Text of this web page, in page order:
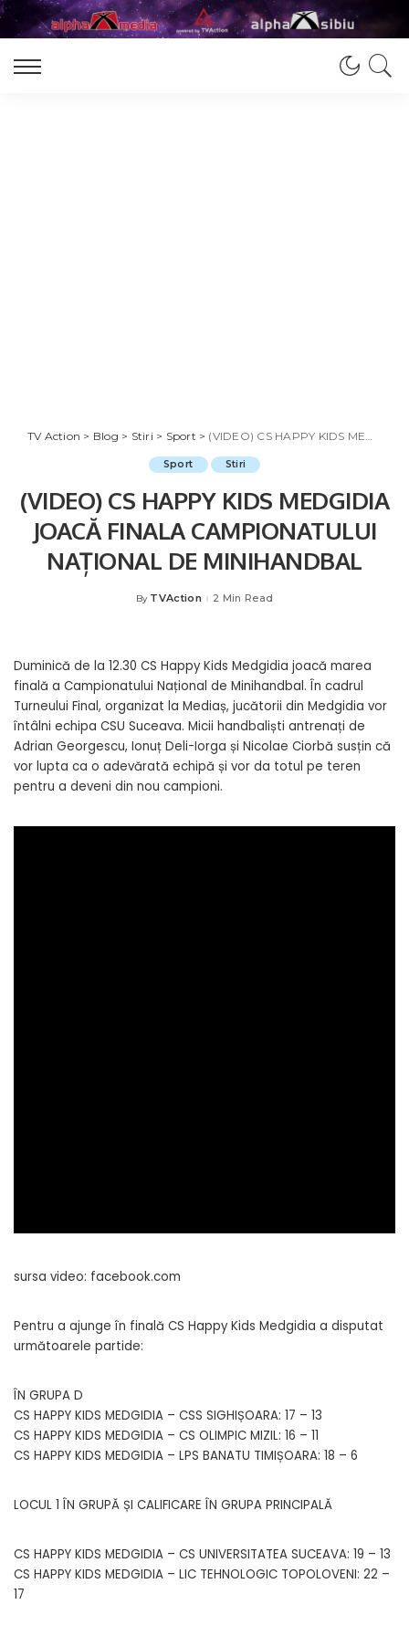
TV Action > Blog > Stiri > Sport > (VIDEO) CS HAPPY KIDS MEDGIDIA JOACĂ FINALA CAMPIONATULUI NAȚIONAL DE MINIHANDBAL
Sport Stiri
(VIDEO) CS HAPPY KIDS MEDGIDIA
JOACĂ FINALA CAMPIONATULUI
NAȚIONAL DE MINIHANDBAL
Posted
By TVAction 2 Min Read
Duminică de la 12.30 CS Happy Kids Medgidia joacă marea
finală a Campionatului Național de Minihandbal. În cadrul
Turneului Final, organizat la Mediaș, jucătorii din Medgidia vor
întâlni echipa CSU Suceava. Micii handbaliști antrenați de
Adrian Georgescu, Ionuț Deli-Iorga și Nicolae Ciorbă susțin că
vor lupta ca o adevărată echipă și vor da totul pe teren
pentru a deveni din nou campioni.
sursa video: facebook.com
Pentru a ajunge în finală CS Happy Kids Medgidia a disputat
următoarele partide:
ÎN GRUPA D
CS HAPPY KIDS MEDGIDIA – CSS SIGHIȘOARA: 17 – 13
CS HAPPY KIDS MEDGIDIA – CS OLIMPIC MIZIL: 16 – 11
CS HAPPY KIDS MEDGIDIA – LPS BANATU TIMIȘOARA: 18 – 6
LOCUL 1 ÎN GRUPĂ ȘI CALIFICARE ÎN GRUPA PRINCIPALĂ
CS HAPPY KIDS MEDGIDIA – CS UNIVERSITATEA SUCEAVA: 19 – 13
CS HAPPY KIDS MEDGIDIA – LIC TEHNOLOGIC TOPOLOVENI: 22 –
17